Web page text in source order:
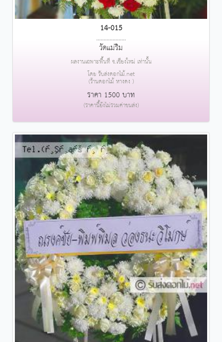
14-015
....................
วัดแม่ริม
ผลงานเฉพาะพื้นที่ จ.เชียงใหม่ เท่านั้น
โดย รับส่งดอกไม้.net
(ร้านดอกไม้ หางดง )
ราคา 1500 บาท
(ราคานี้ยังไม่รวมค่าขนส่ง)